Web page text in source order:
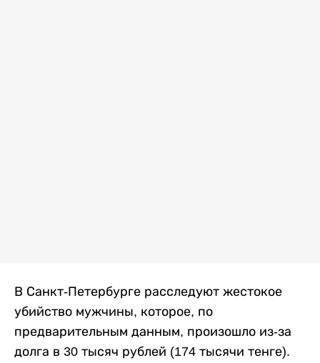
В Санкт-Петербурге расследуют жестокое
убийство мужчины, которое, по
предварительным данным, произошло из-за
долга в 30 тысяч рублей (174 тысячи тенге).